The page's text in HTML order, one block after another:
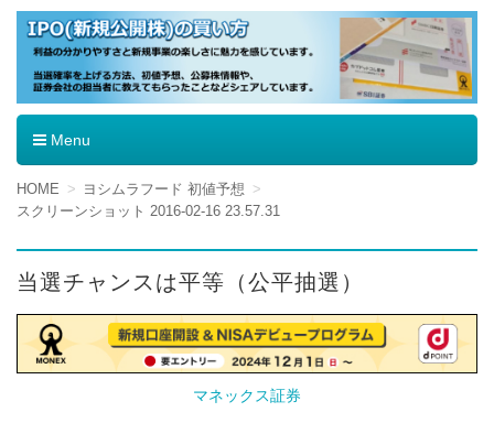
IPO（新規公開株）の買い方
Menu
コ
ン
ン
ツ
へ
移
動
HOME
ヨシムラフード 初値予想
スクリーンショット 2016-02-16 23.57.31
当選チャンスは平等（公平抽選）
マネックス証券